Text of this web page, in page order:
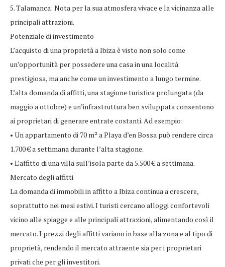
5. Talamanca: Nota per la sua atmosfera vivace e la vicinanza alle
principali attrazioni.
Potenziale di investimento
L’acquisto di una proprietà a Ibiza è visto non solo come
un’opportunità per possedere una casa in una località
prestigiosa, ma anche come un investimento a lungo termine.
L’alta domanda di affitti, una stagione turistica prolungata (da
maggio a ottobre) e un’infrastruttura ben sviluppata consentono
ai proprietari di generare entrate costanti. Ad esempio:
• Un appartamento di 70 m² a Playa d’en Bossa può rendere circa
1.700 € a settimana durante l’alta stagione.
• L’affitto di una villa sull’isola parte da 5.500 € a settimana.
Mercato degli affitti
La domanda di immobili in affitto a Ibiza continua a crescere,
soprattutto nei mesi estivi. I turisti cercano alloggi confortevoli
vicino alle spiagge e alle principali attrazioni, alimentando così il
mercato. I prezzi degli affitti variano in base alla zona e al tipo di
proprietà, rendendo il mercato attraente sia per i proprietari
privati che per gli investitori.